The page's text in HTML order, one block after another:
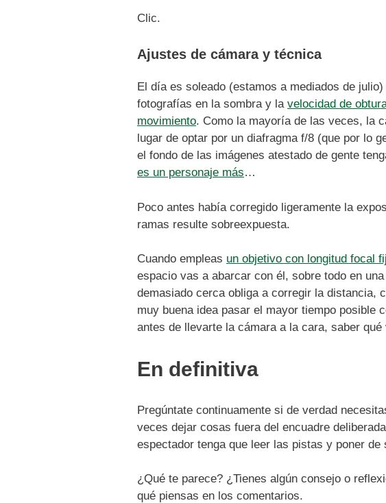
Clic.
Ajustes de cámara y técnica
El día es soleado (estamos a mediados de
fotografías en la sombra y la velocidad de
movimiento. Como la mayoría de las veces, la
lugar de optar por un diafragma f/8 (que por lo
el fondo de las imágenes atestado de gente
es un personaje más…
Poco antes había corregido ligeramente la
ramas resulte sobreexpuesta.
Cuando empleas un objetivo con longitud focal
espacio vas a abarcar con él, sobre todo en
demasiado cerca obliga a corregir la distancia,
muy buena idea pasar el mayor tiempo posible
antes de llevarte la cámara a la cara, saber
En definitiva
Pregúntate continuamente si de verdad
veces dejar cosas fuera del encuadre
espectador tenga que leer las pistas y poner
¿Qué te parece? ¿Tienes algún consejo o
qué piensas en los comentarios.